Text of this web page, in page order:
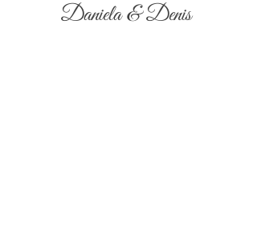
Daniela & Denis